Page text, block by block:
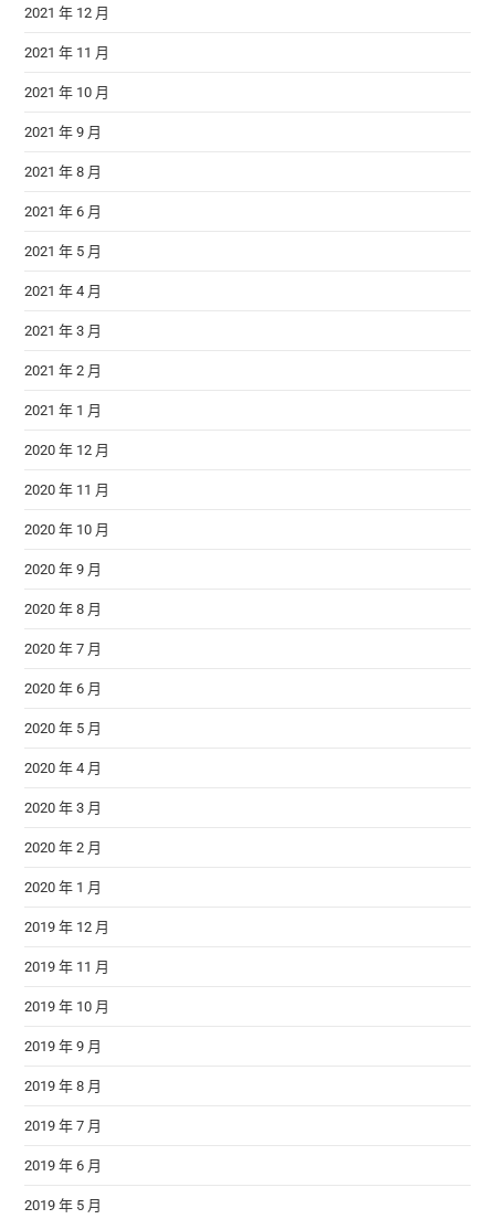
2021 年 12 月
2021 年 11 月
2021 年 10 月
2021 年 9 月
2021 年 8 月
2021 年 6 月
2021 年 5 月
2021 年 4 月
2021 年 3 月
2021 年 2 月
2021 年 1 月
2020 年 12 月
2020 年 11 月
2020 年 10 月
2020 年 9 月
2020 年 8 月
2020 年 7 月
2020 年 6 月
2020 年 5 月
2020 年 4 月
2020 年 3 月
2020 年 2 月
2020 年 1 月
2019 年 12 月
2019 年 11 月
2019 年 10 月
2019 年 9 月
2019 年 8 月
2019 年 7 月
2019 年 6 月
2019 年 5 月